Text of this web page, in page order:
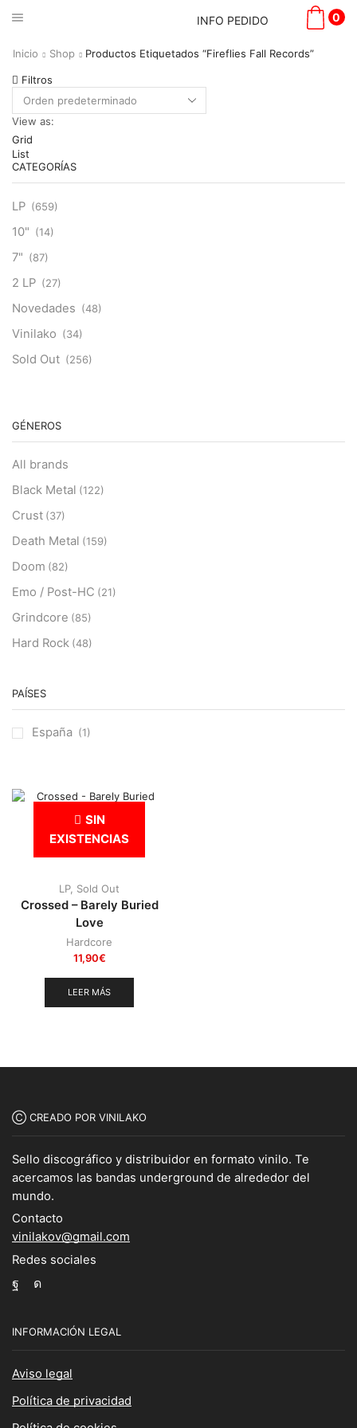
INFO PEDIDO 0
Inicio Shop Productos Etiquetados “Fireflies Fall Records”
Filtros
View as:
Grid
List
CATEGORÍAS
LP (659)
10" (14)
7" (87)
2 LP (27)
Novedades (48)
Vinilako (34)
Sold Out (256)
GÉNEROS
All brands
Black Metal (122)
Crust (37)
Death Metal (159)
Doom (82)
Emo / Post-HC (21)
Grindcore (85)
Hard Rock (48)
Heavy Metal
Sludge (35)
Thrash Metal(108)
PAÍSES
España (1)
SIN
EXISTENCIAS
LP, Sold Out
Crossed – Barely Buried
Love
Hardcore
11,90€
LEER MÁS
Ⓒ CREADO POR VINILAKO
Sello discográfico y distribuidor en formato vinilo. Te
acercamos las bandas underground de alrededor del
mundo.
Contacto
vinilakov@gmail.com
Redes sociales
Facebook
Instagram
INFORMACIÓN LEGAL
Aviso legal
Política de privacidad